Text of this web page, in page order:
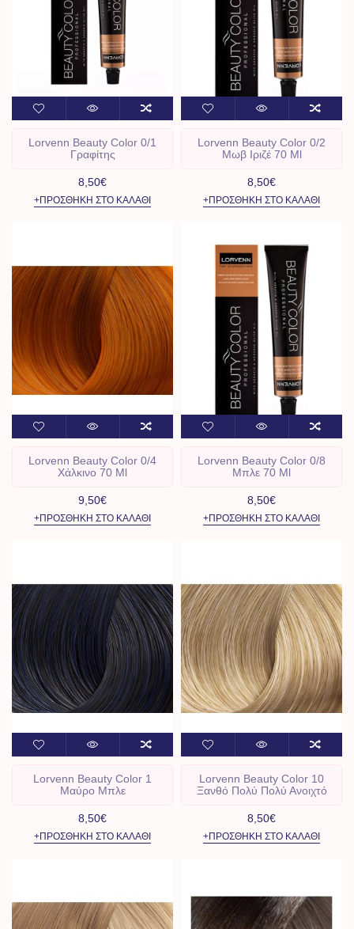
Lorvenn Beauty Color 0/1
Γραφίτης
8,50€
+ΠΡΟΣΘΉΚΗ ΣΤΟ ΚΑΛΆΘΙ
Lorvenn Beauty Color 0/2
Μωβ Ιριζέ 70 Ml
8,50€
+ΠΡΟΣΘΉΚΗ ΣΤΟ ΚΑΛΆΘΙ
Lorvenn Beauty Color 0/4
Χάλκινο 70 Ml
9,50€
+ΠΡΟΣΘΉΚΗ ΣΤΟ ΚΑΛΆΘΙ
Lorvenn Beauty Color 0/8
Μπλε 70 Ml
8,50€
+ΠΡΟΣΘΉΚΗ ΣΤΟ ΚΑΛΆΘΙ
Lorvenn Beauty Color 1
Μαύρο Μπλε
8,50€
+ΠΡΟΣΘΉΚΗ ΣΤΟ ΚΑΛΆΘΙ
Lorvenn Beauty Color 10
Ξανθό Πολύ Πολύ Ανοιχτό
8,50€
+ΠΡΟΣΘΉΚΗ ΣΤΟ ΚΑΛΆΘΙ